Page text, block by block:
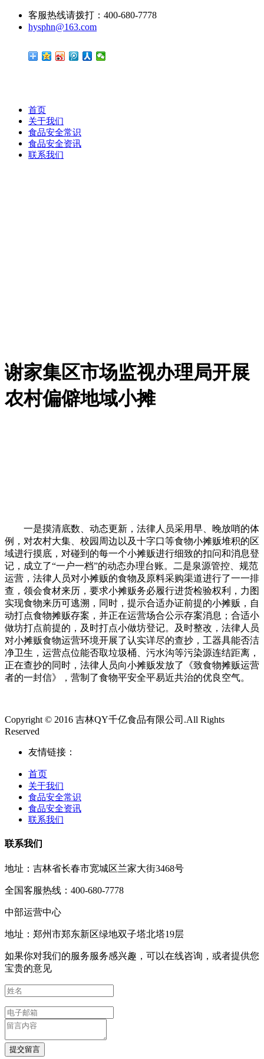
客服热线请拨打：400-680-7778
hysphn@163.com
首页
关于我们
食品安全常识
食品安全资讯
联系我们
谢家集区市场监视办理局开展
农村偏僻地域小摊
一是摸清底数、动态更新，法律人员采用早、晚放哨的体
例，对农村大集、校园周边以及十字口等食物小摊贩堆积的区
域进行摸底，对碰到的每一个小摊贩进行细致的扣问和消息登
记，成立了“一户一档”的动态办理台账。二是泉源管控、规范
运营，法律人员对小摊贩的食物及原料采购渠道进行了一一排
查，领会食材来历，要求小摊贩务必履行进货检验权利，力图
实现食物来历可逃溯，同时，提示合适办证前提的小摊贩，自
动打点食物摊贩存案，并正在运营场合公示存案消息；合适小
做坊打点前提的，及时打点小做坊登记。及时整改，法律人员
对小摊贩食物运营环境开展了认实详尽的查抄，工器具能否洁
净卫生，运营点位能否取垃圾桶、污水沟等污染源连结距离，
正在查抄的同时，法律人员向小摊贩发放了《致食物摊贩运营
者的一封信》，营制了食物平安全平易近共治的优良空气。
Copyright © 2016 吉林QY千亿食品有限公司.All Rights
Reserved
友情链接：
首页
关于我们
食品安全常识
食品安全资讯
联系我们
联系我们
地址：吉林省长春市宽城区兰家大街3468号
全国客服热线：400-680-7778
中部运营中心
地址：郑州市郑东新区绿地双子塔北塔19层
如果你对我们的服务服务感兴趣，可以在线咨询，或者提供您
宝贵的意见
提交留言